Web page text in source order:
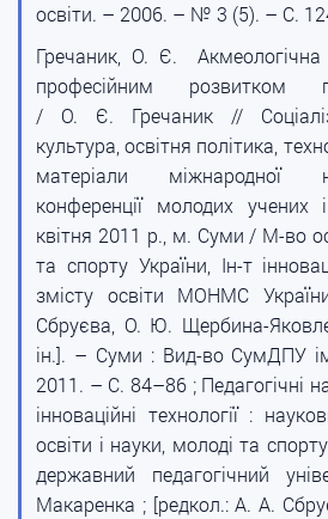
освіти. – 2006. – № 3 (5). – С.
Гречаник, О. Є. Акмеологічна
професійним розвитком
/ О. Є. Гречаник //
культура, освітня політика,
матеріали міжнародної
конференції молодих учених
квітня 2011 р., м. Суми / М-во
та спорту України, Ін-т
змісту освіти МОНМС
Сбруєва, О. Ю. Щербина-
ін.]. – Суми : Вид-во СумДПУ
2011. – С. 84–86 ; Педагогічні
інноваційні технології :
освіти і науки, молоді та
державний педагогічний
Макаренка ; [редкол.: А. А.